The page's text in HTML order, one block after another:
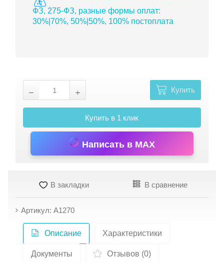
ФЗ, 275-ФЗ, разные формы оплат:
30%|70%, 50%|50%, 100% постоплата
Купить
Купить в 1 клик
Написать в MAX
В закладки В сравнение
Артикул: А1270
Описание Характеристики
Документы Отзывов (0)